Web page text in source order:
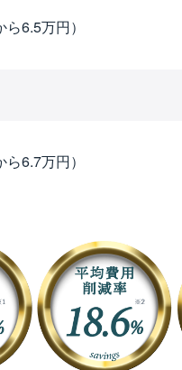
6.5万円）
6.7万円）